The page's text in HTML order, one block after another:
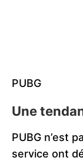
PUBG
Une
PUBG n’est
service ont